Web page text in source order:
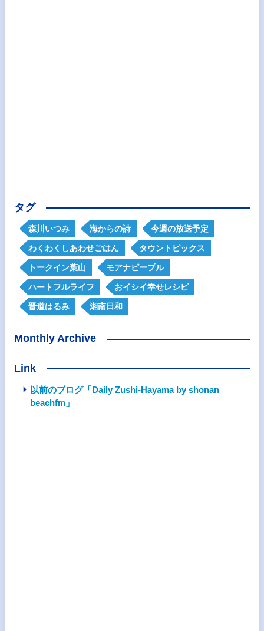
タグ
森川いつみ 海からの詩 今週の放送予定
わくわくしあわせごはん タウントピックス
トークイン葉山 モアナピープル
ハートフルライフ おイシイ幸せレシピ
晋道はるみ 湘南日和
Monthly Archive
Link
以前のブログ「Daily Zushi-Hayama by shonan
beachfm」